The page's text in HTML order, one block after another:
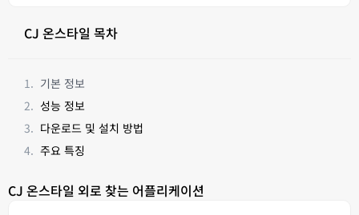
CJ 온스타일 목차
기본 정보
성능 정보
다운로드 및 설치 방법
주요 특징
CJ 온스타일 외로 찾는 어플리케이션